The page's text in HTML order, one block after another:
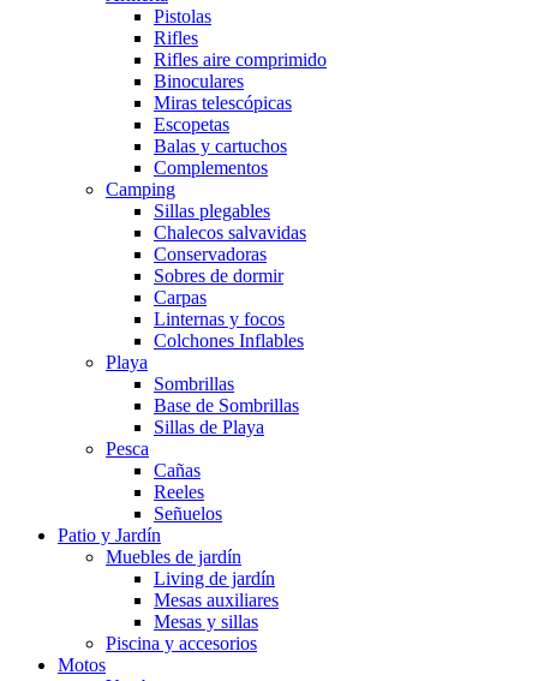
Pistolas
Rifles
Rifles aire comprimido
Binoculares
Miras telescópicas
Escopetas
Balas y cartuchos
Complementos
Camping
Sillas plegables
Chalecos salvavidas
Conservadoras
Sobres de dormir
Carpas
Linternas y focos
Colchones Inflables
Playa
Sombrillas
Base de Sombrillas
Sillas de Playa
Pesca
Cañas
Reeles
Señuelos
Patio y Jardín
Muebles de jardín
Living de jardín
Mesas auxiliares
Mesas y sillas
Piscina y accesorios
Motos